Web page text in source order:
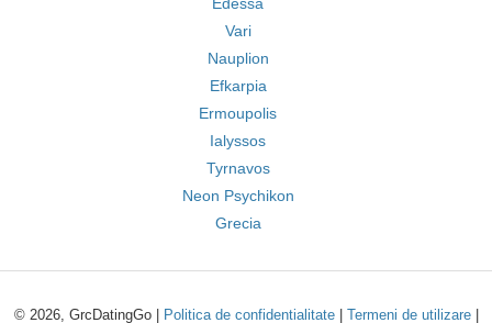
Vari
Nauplion
Efkarpia
Ermoupolis
Ialyssos
Tyrnavos
Neon Psychikon
Grecia
© 2026, GrcDatingGo | Politica de confidentialitate| Termeni de utilizare|